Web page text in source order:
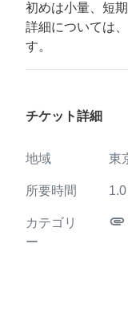
初めは小量、短
詳細については
す。
チケット詳細
地域 東
所要時間 1.0
カテゴリ
ー
attachment